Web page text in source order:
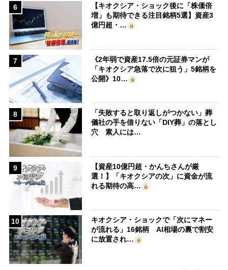
6
【キオクシア・ショック後に「株価倍
増」も期待できる注目銘柄5選】資産3
億円超・…
7
《2年弱で資産17.5倍の元証券マンが
「キオクシア急落で次に狙う」5銘柄を
公開》10…
8
「失敗すると取り返しがつかない」葬
儀社の手を借りない「DIY葬」の落とし
穴 素人には…
9
【資産10億円超・かんちさんが厳
選！】「キオクシアの次」に資金が流
れる期待の高…
10
キオクシア・ショックで「次にマネー
が流れる」16銘柄 AI相場の裏で割安
に放置され…